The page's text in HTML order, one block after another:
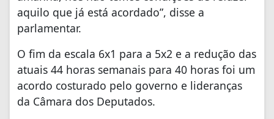
aquilo que já está acordado”, disse a
parlamentar.
O fim da escala 6x1 para a 5x2 e a redução das
atuais 44 horas semanais para 40 horas foi um
acordo costurado pelo governo e lideranças
da Câmara dos Deputados.